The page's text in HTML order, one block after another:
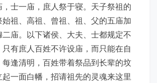
士一庙，庶人祭于寝。天子祭祖的
祖、高祖、曾祖、祖、父的五庙加
庙。以下诸侯、大夫、士都规定不
有庶人百姓不许设庙，而只能在自
逢清明，百姓带着祭品到长辈的坟
一面白幡，招请祖先的灵魂来这里